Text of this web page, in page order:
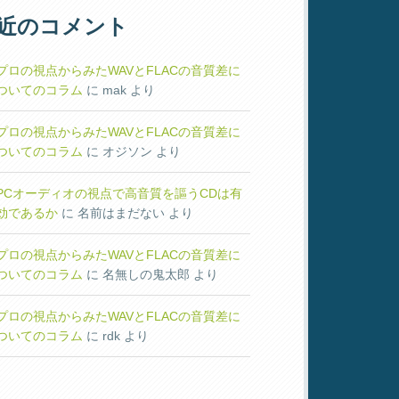
のコメント
ロの視点からみたWAVとFLACの音質差に
いてのコラム に mak より
ロの視点からみたWAVとFLACの音質差に
いてのコラム に オジソン より
オーディオの視点で高音質を謳うCDは有
であるか に 名前はまだない より
ロの視点からみたWAVとFLACの音質差に
いてのコラム に 名無しの鬼太郎 より
ロの視点からみたWAVとFLACの音質差に
いてのコラム に rdk より